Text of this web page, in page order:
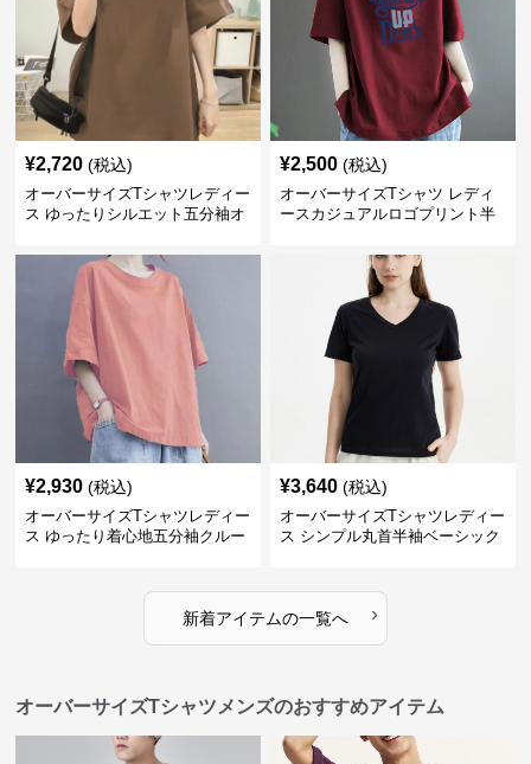
¥2,720 (税込)
オーバーサイズTシャツレディー
ス ゆったりシルエット五分袖オ
¥2,500 (税込)
オーバーサイズTシャツ レディ
ースカジュアルロゴプリント半
¥2,930 (税込)
オーバーサイズTシャツレディー
ス ゆったり着心地五分袖クルー
¥3,640 (税込)
オーバーサイズTシャツレディー
ス シンプル丸首半袖ベーシック
新着アイテムの一覧へ ›
オーバーサイズTシャツメンズのおすすめアイテム